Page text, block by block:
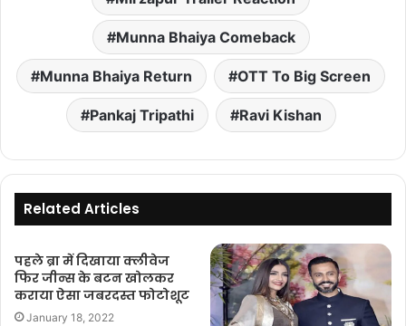
Munna Bhaiya Comeback
Munna Bhaiya Return OTT To Big Screen
Pankaj Tripathi Ravi Kishan
Related Articles
पहले ब्रा में दिखाया क्लीवेज
फिर जीन्स के बटन खोलकर
कराया ऐसा जबरदस्त फोटोशूट
January 18, 2022